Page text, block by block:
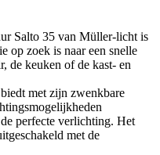
Salto 35 van Müller-licht is
op zoek is naar een snelle
de keuken of de kast- en
met zijn zwenkbare
perfecte verlichting. Het
met de